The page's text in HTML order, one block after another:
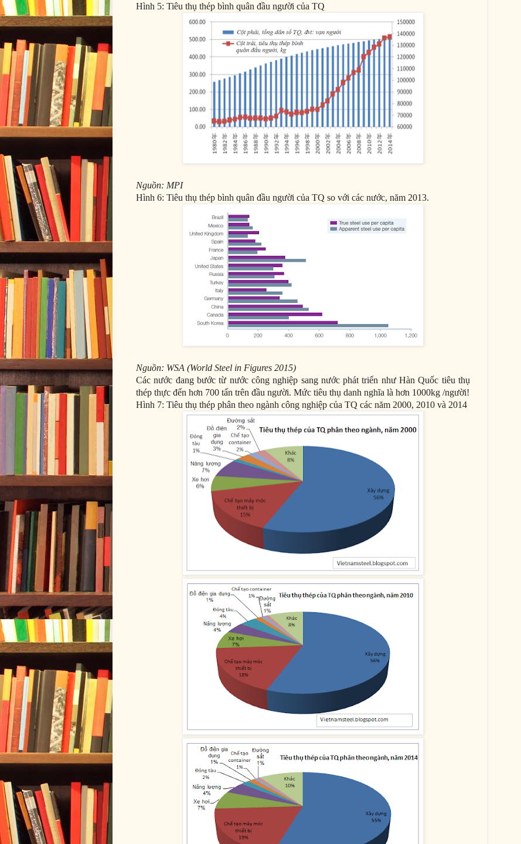
Hình 5: Tiêu thụ thép bình quân đầu người của TQ
Nguồn: MPI
Hình 6: Tiêu thụ thép bình quân đầu người của TQ so với các nước, năm 2013.
Nguồn: WSA (World Steel in Figures 2015)
Các nước đang bước từ nước công nghiệp sang nước phát triển như Hàn Quốc tiêu thụ
thép thực đến hơn 700 tấn trên đầu người. Mức tiêu thụ danh nghĩa là hơn 1000kg /người!
Hình 7: Tiêu thụ thép phân theo ngành công nghiệp của TQ các năm 2000, 2010 và 2014